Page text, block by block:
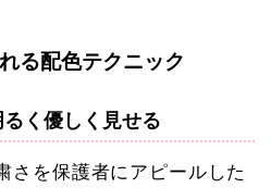
る配色テクニック
く優しく見せる
さを保護者にアピールした